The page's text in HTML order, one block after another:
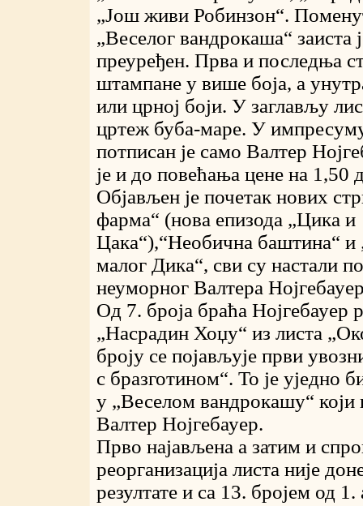
„Још живи Робинзон“.
„Веселог вандрокаша“ заиста
преуређен. Прва и последња
штампане у више боја, а
или црној боји. У заглављу
цртеж буба-маре. У
потписан је само Валтер
је и до повећања цене на 1,50
Објављен је почетак нових
фарма“ (нова епизода „Цика и
Цака“),“Необична баштина“ и
малог Дика“, сви су настали
неуморног Валтера
Од 7. броја браћа Нојгебауер
„Насрадин Хоџу“ из листа
броју се појављује први
с бразготином“. То је уједно
у „Веселом вандрокашу“ који
Валтер Нојгебауер.
Прво најављена а затим и
реорганизација листа није
резултате и са 13. бројем од